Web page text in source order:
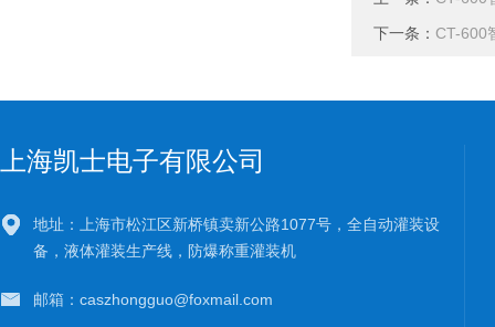
下一条： CT-600
上海凯士电子有限公司
地址：上海市松江区新桥镇卖新公路1077号，全自动灌装设
备，液体灌装生产线，防爆称重灌装机
邮箱：caszhongguo@foxmail.com